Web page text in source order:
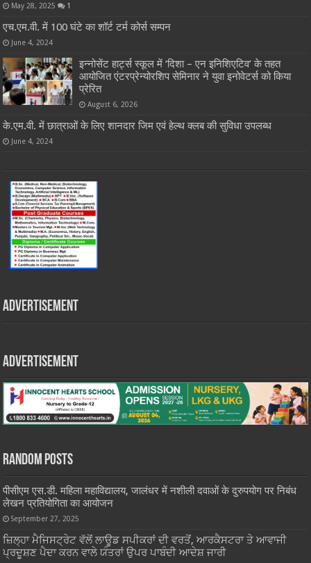
May 28, 2025 1
एच.एम.वी. में 100 घंटे का शॉर्ट टर्म कोर्स सम्पन
June 4, 2024
इन्नोसेंट हार्ट्स स्कूल में ‘दिशा – एन इनिशिएटिव’ के तहत
आयोजित एंटरप्रेन्योरशिप सेमिनार ने युवा इनोवेटर्स को किया
प्रेरित
August 6, 2026
के.एम.वी. में छात्राओं के लिए शानदार जिम एवं हेल्थ क्लब की सुविधा उपलब्ध
June 4, 2024
Advertisement
Advertisement
Random Posts
पीसीएम एस.डी. महिला महाविद्यालय, जालंधर में नशीली दवाओं के दुरुपयोग पर निबंध
लेखन प्रतियोगिता का आयोजन
September 27, 2025
ਜ਼ਿਲ੍ਹਾ ਮੈਜਿਸਟ੍ਰੇਟ ਵੱਲੋਂ ਲਾਊਡ ਸਪੀਕਰਾਂ ਦੀ ਵਰਤੋਂ, ਆਰਕੈਸਟਰਾ ਤੇ ਆਵਾਜੀ
ਪ੍ਰਦੂਸ਼ਣ ਪੈਦਾ ਕਰਨ ਵਾਲੇ ਯੰਤਰਾਂ ਉਪਰ ਪਾਬੰਦੀ ਆਦੇਸ਼ ਜਾਰੀ